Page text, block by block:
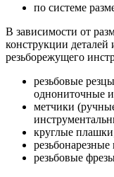
по системе
В зависимости от
конструкции
резьборежущего
резьбовые
однониточные
метчики
круглые
резьбонарезные
резьбовые